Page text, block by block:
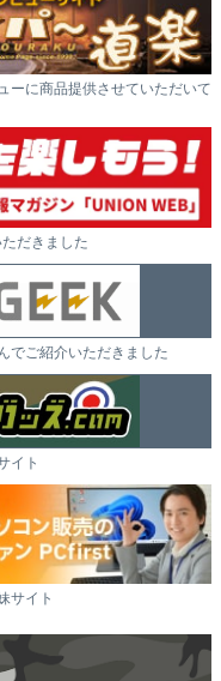
ーに商品提供させていただいて
だきました
でご紹介いただきました
イト
サイト